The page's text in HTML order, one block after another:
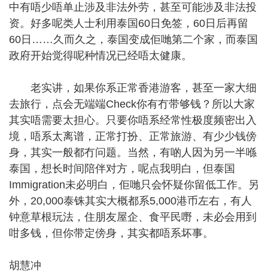
中有唔少唔单止涉及非法外劳，甚至可能涉及非法投
资。好多呢类人士利用泰国60日免签，60日后再留
60日……久而久之，泰国变成佢哋第二个家，而泰国
政府开始觉得呢种情况已经唔太健康。
老实讲，如果你系正常香港游客，甚至一家大细
去旅行，点会无端端Check你有冇带够钱？所以大家
其实唔需要太担心。只要你唔系经常性极度频密出入
境，唔系太离谱，正常打扮、正常旅游、有少少钱傍
身，其实一般都冇问题。当然，有啲人因为另一半喺
泰国，想长时间陪伴对方，呢点我明白，但泰国
Immigration未必明白，佢哋只会怀疑你留低工作。另
外，20,000泰铢其实大概都系5,000港币左右，有人
钟意草根玩法，住朋友屋企、食平民嘢，未必会用到
咁多钱，但你带定傍身，其实都唔系坏事。
胡慧冲